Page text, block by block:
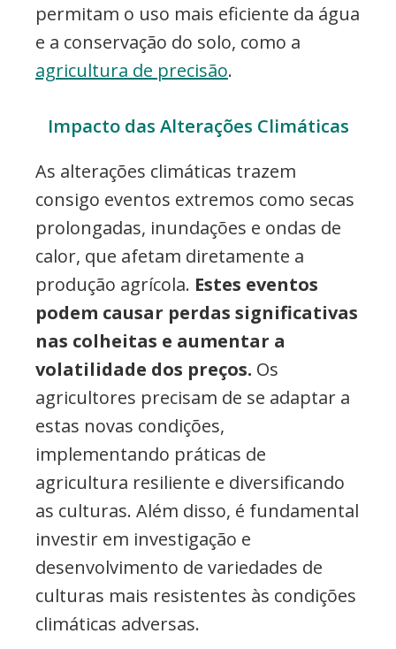
permitam o uso mais eficiente da água
e a conservação do solo, como a
agricultura de precisão.
Impacto das Alterações Climáticas
As alterações climáticas trazem
consigo eventos extremos como secas
prolongadas, inundações e ondas de
calor, que afetam diretamente a
produção agrícola. Estes eventos
podem causar perdas significativas
nas colheitas e aumentar a
volatilidade dos preços. Os
agricultores precisam de se adaptar a
estas novas condições,
implementando práticas de
agricultura resiliente e diversificando
as culturas. Além disso, é fundamental
investir em investigação e
desenvolvimento de variedades de
culturas mais resistentes às condições
climáticas adversas.